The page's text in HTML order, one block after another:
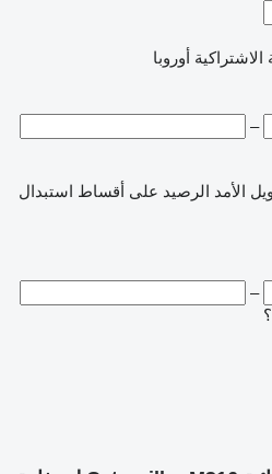
الاشتراكية أوروبا
–
الأمد الرصيد على أقساط استبدال
–